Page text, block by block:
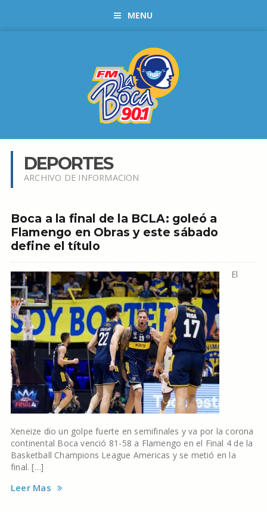
MENU
DEPORTES
ARCHIVO DE INFORMACION
Boca a la final de la BCLA: goleó a
Flamengo en Obras y este sábado
define el título
El
Xeneize dio un golpe fuerte en semifinales y va por la corona
continental Boca venció 81-58 a Flamengo en el Final 4 de la
Basketball Champions League Americas y se metió en la
final. […]
Leer Mas